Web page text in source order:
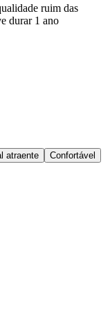
ruim das
durar 1 ano
atraente
Confortável